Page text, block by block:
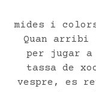
mides i
Quan arribi
per jugar a
tassa de
vespre, es